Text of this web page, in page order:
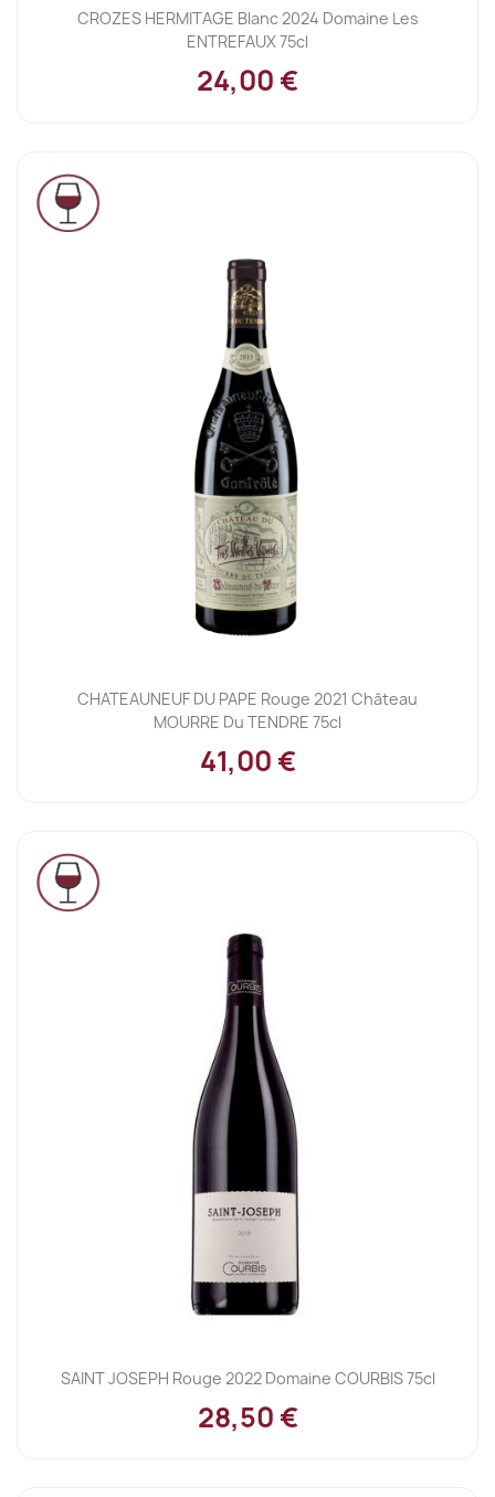
CROZES HERMITAGE Blanc 2024 Domaine Les
ENTREFAUX 75cl
24,00 €
CHATEAUNEUF DU PAPE Rouge 2021 Château
MOURRE Du TENDRE 75cl
41,00 €
SAINT JOSEPH Rouge 2022 Domaine COURBIS 75cl
28,50 €